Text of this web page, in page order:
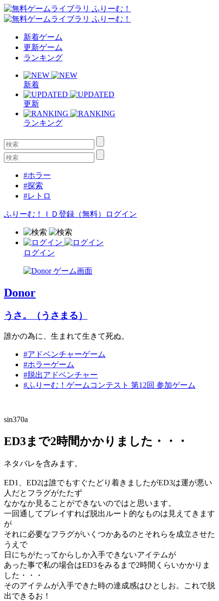
新着ゲーム
更新ゲーム
ランキング
新着
更新
ランキング
#ホラー
#探索
#レトロ
ふりーむ！ＩＤ登録（無料） ログイン
ログイン
Donor
うさ。（うさまる）
誰かの為に、生まれて生きて死ぬ。
#アドベンチャーゲーム
#ホラーゲーム
#脱出アドベンチャー
#ふりーむ！ゲームコンテスト 第12回 参加ゲーム
sin370a
ED3まで2時間かかりました・・・
ネタバレを含みます。
ED1、ED2は誰でもすぐたどり着きましたがED3は運が悪い
人だとフラグがたたず
なかなか見ることができないのではと思います。
一回通してプレイすれば脱出ルート的なものは見えてきます
が
それに必要なフラグがいくつかあるのとそれらを成立させた
うえで
日にちがたってからしか入手できないアイテムが
あった事で私の場合はED3をみるまで2時間くらいかかりま
した・・・
そのアイテムが入手できた時の達成感はひとしお。これで脱
出できるお！